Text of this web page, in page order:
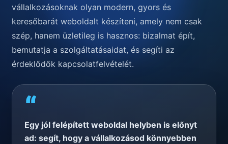
vállalkozásoknak olyan modern, gyors és
keresőbarát weboldalt készíteni, amely nem csak
szép, hanem üzletileg is hasznos: bizalmat épít,
bemutatja a szolgáltatásaidat, és segíti az
érdeklődők kapcsolatfelvételét.
“
Egy jól felépített weboldal helyben is előnyt
ad: segít, hogy a vállalkozásod könnyebben